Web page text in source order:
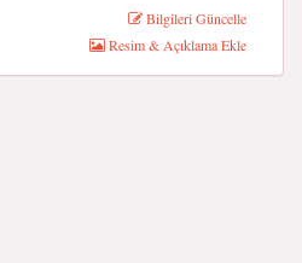
Bilgileri Güncelle
Resim & Açıklama Ekle